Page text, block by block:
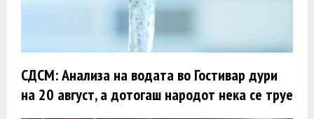
СДСМ: Анализа на водата во Гостивар дури
на 20 август, а дотогаш народот нека се труе